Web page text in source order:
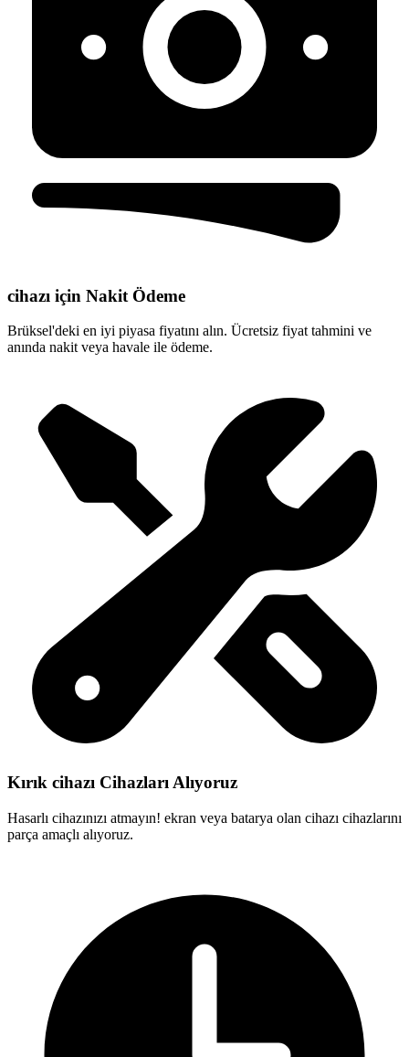
cihazı için Nakit Ödeme
Brüksel'deki en iyi piyasa fiyatını alın. Ücretsiz fiyat tahmini ve
anında nakit veya havale ile ödeme.
Kırık cihazı Cihazları Alıyoruz
Hasarlı cihazınızı atmayın! ekran veya batarya olan cihazı cihazlarını
parça amaçlı alıyoruz.